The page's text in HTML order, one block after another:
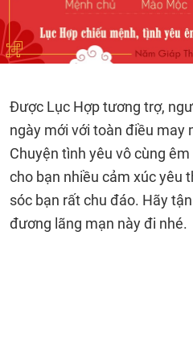
Được Lục Hợp tương trợ,
ngày mới với toàn điều may
Chuyện tình yêu vô cùng
cho bạn nhiều cảm xúc yêu
sóc bạn rất chu đáo. Hãy
đương lãng mạn này đi nhé.